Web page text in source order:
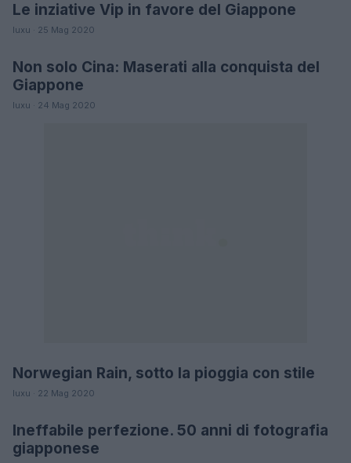
MODA
Le inziative Vip in favore del Giappone
luxu · 25 Mag 2020
AUTO
Non solo Cina: Maserati alla conquista del
Giappone
luxu · 24 Mag 2020
MODA
Norwegian Rain, sotto la pioggia con stile
luxu · 22 Mag 2020
LIFESTYLE
Ineffabile perfezione. 50 anni di fotografia
giapponese